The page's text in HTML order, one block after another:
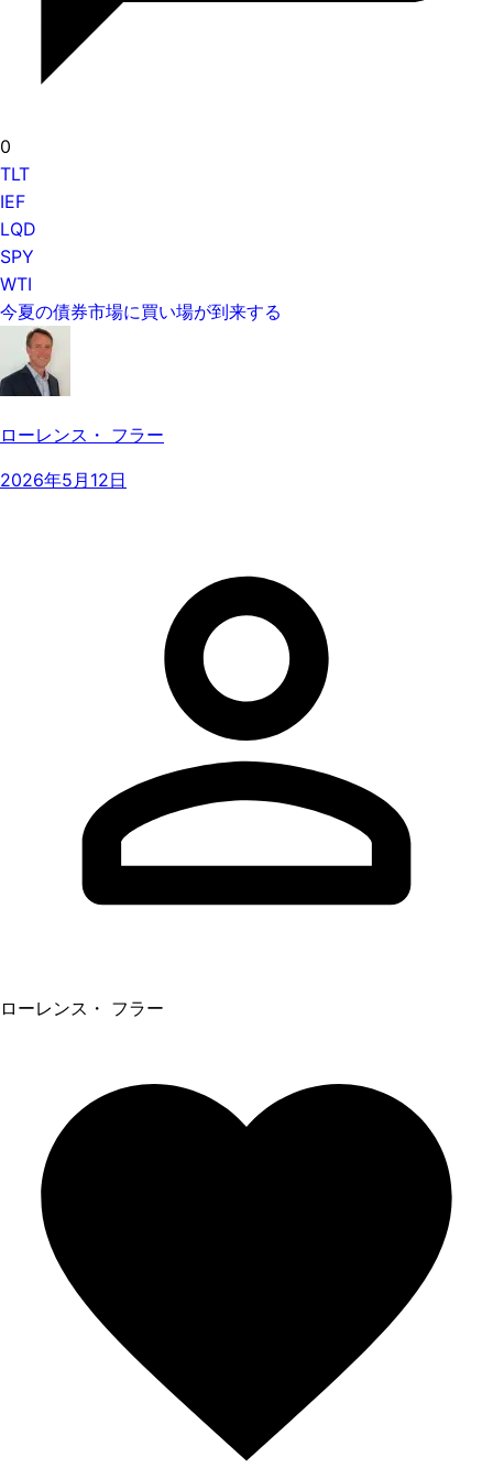
0
TLT
IEF
LQD
SPY
WTI
今夏の債券市場に買い場が到来する
ローレンス・ フラー
2026年5月12日
ローレンス・ フラー